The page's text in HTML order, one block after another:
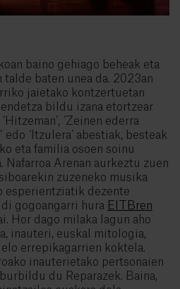
baino gehiago beheak eta
baten unea da. 2023an
jaietako kontzertuetan
bildu izana etortzear
‘Zeinen ederra
edo ‘Itzulera’ abestiak, besteak
eta familia osoen soinu
Nafarroa Arenan aurkeztu zuen
zuzeneko musika
esperientziatik dezente
gogoangarri hura EITBren
Hor dago milaka lagun aho
inauteri, euskal mitologia,
errepikagarrien koktela.
inauterietako pertsonaien
du Reparazek. Baina,